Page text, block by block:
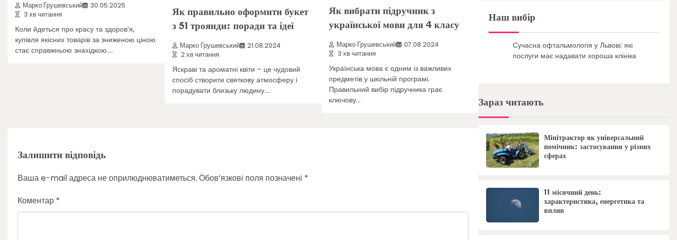
Марко Грушевський
30.05.2025
3 хв читання
Коли йдеться про красу та здоров’я,
купівля якісних товарів за зниженою ціною
стає справжньою знахідкою.…
Як правильно оформити букет
з 51 троянди: поради та ідеї
Марко Грушевський
21.08.2024
2 хв читання
Яскраві та ароматні квіти – це чудовий
спосіб створити святкову атмосферу і
порадувати близьку людину.…
Як вибрати підручник з
української мови для 4 класу
Марко Грушевський
07.08.2024
3 хв читання
Українська мова є одним із важливих
предметів у шкільній програмі.
Правильний вибір підручника грає
ключову…
Залишити відповідь
Ваша e-mail адреса не оприлюднюватиметься. Обов’язкові поля позначені *
Коментар *
Наш вибір
Сучасна офтальмологія у Львові: які
послуги має надавати хороша клініка
Зараз читають
Мінітрактор як універсальний
помічник: застосування у різних
сферах
11 місячний день:
характеристика, енергетика та
вплив